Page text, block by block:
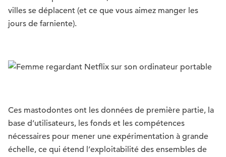
villes se déplacent (et ce que vous aimez manger les
jours de farniente).
Ces mastodontes ont les données de première partie, la
base d’utilisateurs, les fonds et les compétences
nécessaires pour mener une expérimentation à grande
échelle, ce qui étend l’exploitabilité des ensembles de